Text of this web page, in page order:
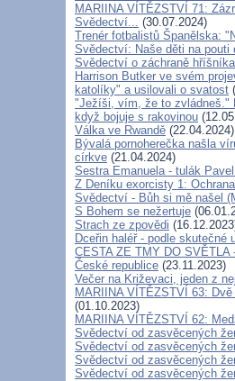
MARIINA VÍTĚZSTVÍ 71:
Svědectví... (30.07.2024)
Trenér fotbalistů Španělska:
Svědectví: Naše děti na pouti
Svědectví o záchraně
Harrison Butker ve svém
katolíky" a usilovali o svatost
"Ježíši, vím, že to zvládneš."
když bojuje s rakovinou
Válka ve Rwandě (22.04.2024)
Bývalá pornoherečka našla
církve (21.04.2024)
Sestra Emanuela - tulák
Z Deníku exorcisty 1:
Svědectví - Bůh si mě našel
S Bohem se nežertuje
Strach ze zpovědi
Dceřin haléř - podle skutečné
CESTA ZE TMY DO
České republice (23.11.2023)
Večer na Križevaci, jeden z
MARIINA VÍTĚZSTVÍ 63:
(01.10.2023)
MARIINA VÍTĚZSTVÍ 62:
Svědectví od zasvěcených
Svědectví od zasvěcených
Svědectví od zasvěcených
Svědectví od zasvěcených